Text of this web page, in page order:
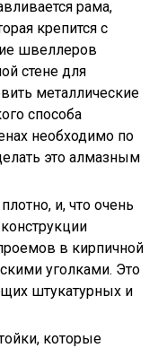
рама,
крепится с
швеллеров
стене для
металлические
способа
необходимо по
это алмазным
и, что очень
в кирпичной
уголками. Это
штукатурных и
которые